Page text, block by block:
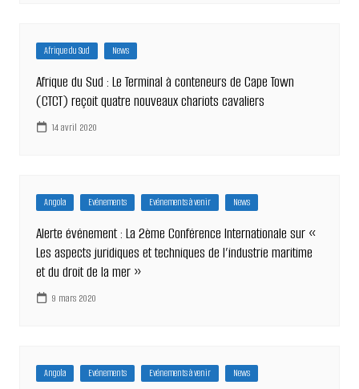
Afrique du Sud News
Afrique du Sud : Le Terminal à conteneurs de Cape Town
(CTCT) reçoit quatre nouveaux chariots cavaliers
14 avril 2020
Angola Evénements Evénements à venir News
Alerte événement : La 2ème Conférence Internationale sur «
Les aspects juridiques et techniques de l’industrie maritime
et du droit de la mer »
9 mars 2020
Angola Evénements Evénements à venir News